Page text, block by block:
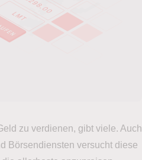
zu verdienen, gibt viele. Auch
Börsendiensten versucht diese